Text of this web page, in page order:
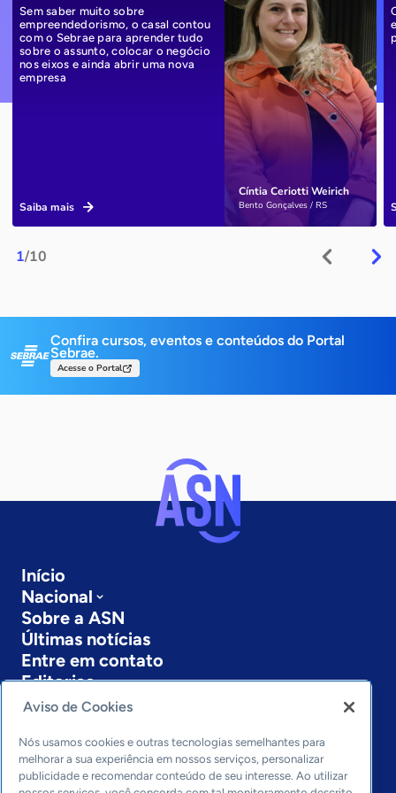
1/10
Cíntia Ceriotti Weirich
Bento Gonçalves / RS
Sem saber muito sobre
empreendedorismo, o casal contou
com o Sebrae para aprender tudo
sobre o assunto, colocar o negócio
nos eixos e ainda abrir uma nova
empresa
Saiba mais
Confira cursos, eventos e conteúdos do Portal
Sebrae.
Acesse o Portal
Início
Nacional
Sobre a ASN
Últimas notícias
Entre em contato
Editorias
Economia & Política
Inovação & Tecnologia
Cultura empreendedora
Dados
Aviso de Cookies
Nós usamos cookies e outras tecnologias semelhantes para
melhorar a sua experiência em nossos serviços, personalizar
publicidade e recomendar conteúdo de seu interesse. Ao utilizar